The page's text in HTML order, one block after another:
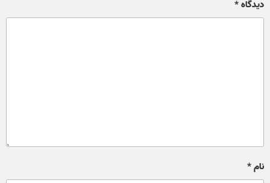
دیدگاه*
نام*